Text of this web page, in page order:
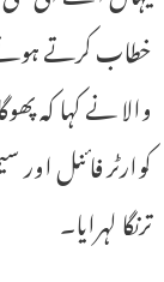
خطاب کرتے
والا نے کہا کہ
کوارٹر فائنل
ترنگا لہرایا۔